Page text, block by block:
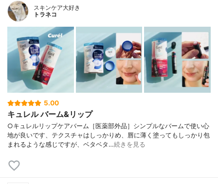
スキンケア大好き
トラネコ
5.00
キュレル バーム&リップ
○キュレルリップケアバーム［医薬部外品］シンプルなバームで使い心
地が良いです、テクスチャはしっかりめ、唇に薄く塗ってもしっかり包
まれるような感じですが、ベタベタ…続きを見る